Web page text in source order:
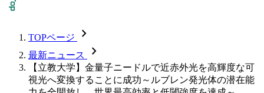
TOPページ chevron_forward
最新ニュース chevron_forward
【立教大学】金量子ニードルで近赤外光を高輝度な可
視光へ変換することに成功～ルブレン発光体の潜在能